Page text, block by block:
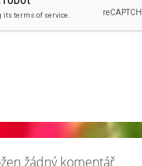
žádný komentář